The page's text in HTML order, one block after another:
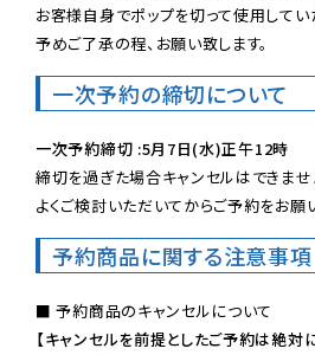
お客様自身でポップを切って使用してい
予めご了承の程、お願い致します。
一次予約の締切について
一次予約締切 :5月7日(水)正午12時
締切を過ぎた場合キャンセルはできま
よくご検討いただいてからご予約をお願
予約商品に関する注意事項
【キャンセルを前提としたご予約は絶対